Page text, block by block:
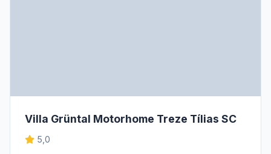
Villa Grüntal Motorhome Treze Tílias SC
5,0